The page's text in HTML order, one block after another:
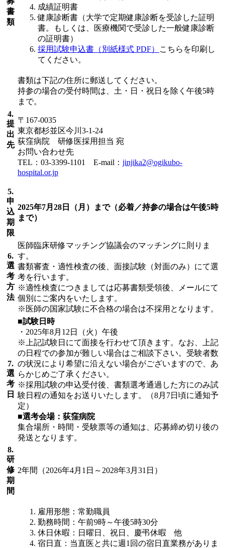
書
類
成績証明書
健康診断書（大学で定期健康診断を受診した証明
書。もしくは、医療機関で受診した一般健康診断
の証明書）
採用試験申込書（別紙様式 PDF）
こちらを印刷し
てください。
4.
提
出
先
書類は下記の住所に郵送してください。
持参の場合の受付時間は、土・日・祝日を除く午後5時
まで。
〒167-0035
東京都杉並区今川3-1-24
荻窪病院 研修医採用担当 宛
お問い合わせ先
TEL：03-3399-1101 E-mail： jinjika2@ogikubo-
hospital.or.jp
5.
申
込
期
限
2025年7月28日（月）まで（必着／持参の場合は午後5時
まで）
6.
選
考
方
法
医師臨床研修マッチング協議会のマッチングに則りま
す。
書類審査・適性検査の後、面接試験（対面のみ）にて選
考を行います。
※適性検査につきましては応募書類受領後、メールにて
個別にご案内をいたします。
※医師の国家試験に不合格の場合は不採用となります。
7.
選
考
日
■試験日時
・2025年8月12日（火）午後
※上記試験日にて面接を行わせて頂きます。なお、上記
の日程での参加が難しい場合はご相談下さい。受験者数
の状況により希望に沿えない場合がございますので、あ
らかじめご了承ください。
※採用試験の申込受付後、書類選考通過した方にのみ試
験日程の通知をお送りいたします。（8月7日頃に通知予
定）
■選考会場：荻窪病院
集合場所・時間・受験票等の通知は、応募締め切り後の
発送となります。
8.
研
修
期
間
2年間（2026年4月1日～2028年3月31日）
雇用形態：常勤職員
勤務時間：午前9時～午後5時30分
休日休暇：日曜日、祝日、慶弔休暇 他
宿日直：当直医と共に週1回の宿日直業務がありま